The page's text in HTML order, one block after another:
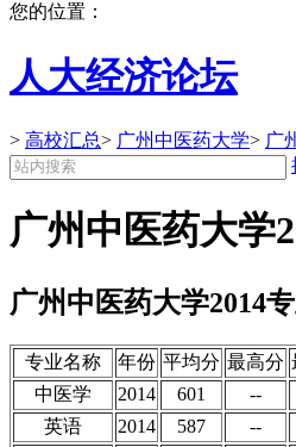
您的位置：
人大经济论坛
> 高校汇总> 广州中医药大学> 广
广州中医药大学
广州中医药大学2014
专业名称 年份 平均分 最高分
中医学
2014 601 --
英语
2014 587 --